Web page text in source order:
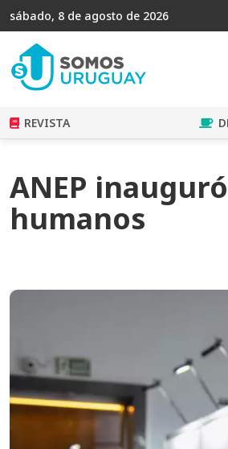
sábado, 8 de agosto de 2026
REVISTA
ANEP
humanos